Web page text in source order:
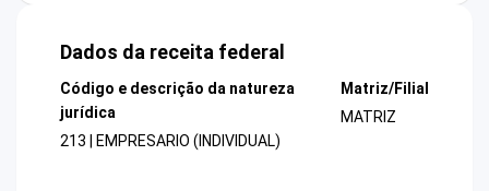
Dados da receita federal
Código e descrição da natureza
jurídica
213 | EMPRESARIO (INDIVIDUAL)
Matriz/Filial
MATRIZ